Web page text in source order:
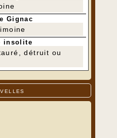
Gignac
insolite
détruit ou